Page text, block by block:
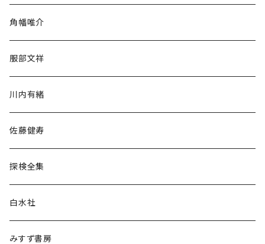
民族・風習
言語・ことば
角幡唯介
服部文祥
川内有緒
佐藤健寿
探検全集
白水社
みすず書房